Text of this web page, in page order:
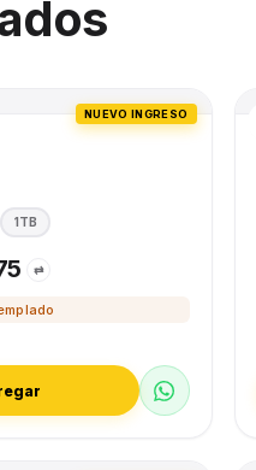
NUEVO INGRESO
1TB
⇄